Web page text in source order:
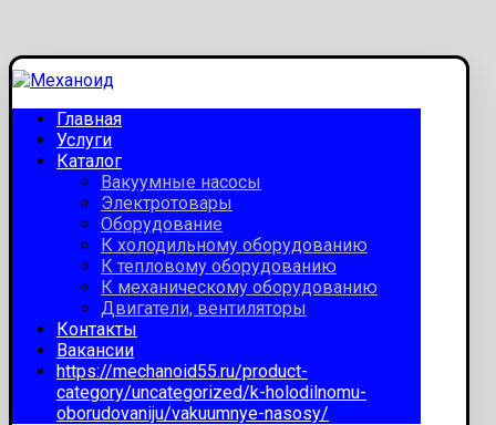
Главная
Услуги
Каталог
Вакуумные насосы
Электротовары
Оборудование
К холодильному оборудованию
К тепловому оборудованию
К механическому оборудованию
Двигатели, вентиляторы
Контакты
Вакансии
https://mechanoid55.ru/product-
category/uncategorized/k-holodilnomu-
oborudovaniju/vakuumnye-nasosy/